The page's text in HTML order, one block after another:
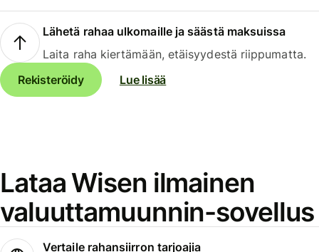
Lähetä rahaa ulkomaille ja säästä maksuissa
Laita raha kiertämään, etäisyydestä riippumatta.
Rekisteröidy
Lue lisää
Lataa Wisen ilmainen
valuuttamuunnin-sovellus
Vertaile rahansiirron tarjoajia